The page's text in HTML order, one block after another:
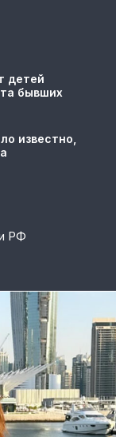
детей
бывших
известно,
РФ